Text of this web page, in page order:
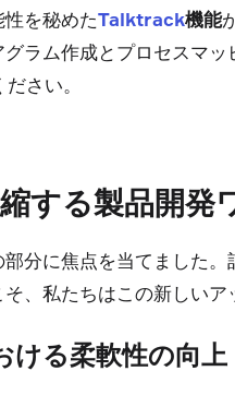
を秘めたTalktrack機能
ラム作成とプロセスマ
さい。
する製品開発
部分に焦点を当てました
、私たちはこの新しいア
ける柔軟性の向上